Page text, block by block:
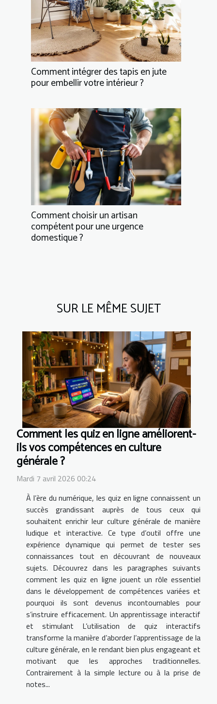
Comment intégrer des tapis en jute
pour embellir votre intérieur ?
Comment choisir un artisan
compétent pour une urgence
domestique ?
SUR LE MÊME SUJET
Comment les quiz en ligne améliorent-
ils vos compétences en culture
générale ?
Mardi 7 avril 2026 00:24
À l’ère du numérique, les quiz en ligne connaissent un
succès grandissant auprès de tous ceux qui
souhaitent enrichir leur culture générale de manière
ludique et interactive. Ce type d’outil offre une
expérience dynamique qui permet de tester ses
connaissances tout en découvrant de nouveaux
sujets. Découvrez dans les paragraphes suivants
comment les quiz en ligne jouent un rôle essentiel
dans le développement de compétences variées et
pourquoi ils sont devenus incontournables pour
s’instruire efficacement. Un apprentissage interactif
et stimulant L’utilisation de quiz interactifs
transforme la manière d’aborder l’apprentissage de la
culture générale, en le rendant bien plus engageant et
motivant que les approches traditionnelles.
Contrairement à la simple lecture ou à la prise de
notes...